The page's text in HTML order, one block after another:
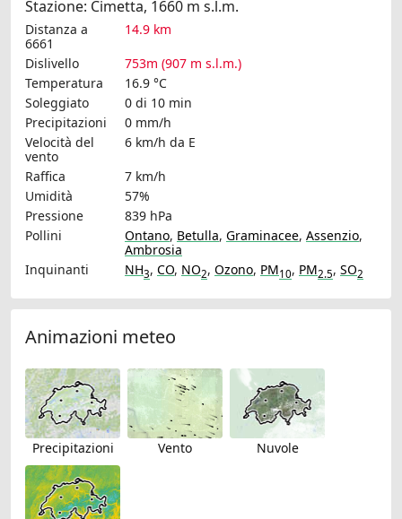
Stazione: Cimetta, 1660 m s.l.m.
Distanza a
6661
14.9 km
Dislivello
753m (907 m s.l.m.)
Temperatura
16.9 °C
Soleggiato
0 di 10 min
Precipitazioni
0 mm/h
Velocità del
vento
6 km/h da E
Raffica
7 km/h
Umidità
57%
Pressione
839 hPa
Pollini
Ontano, Betulla, Graminacee, Assenzio,
Ambrosia
Inquinanti
NH3, CO, NO2, Ozono, PM10, PM2.5, SO2
Animazioni meteo
Precipitazioni Vento Nuvole